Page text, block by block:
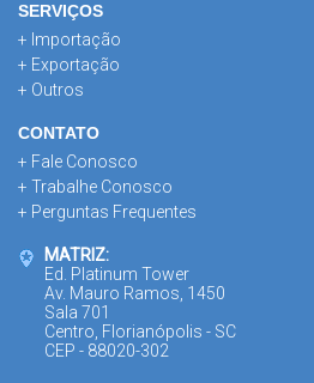
SERVIÇOS
+ Importação
+ Exportação
+ Outros
CONTATO
+ Fale Conosco
+ Trabalhe Conosco
+ Perguntas Frequentes
MATRIZ:
Ed. Platinum Tower
Av. Mauro Ramos, 1450
Sala 701
Centro, Florianópolis - SC
CEP - 88020-302